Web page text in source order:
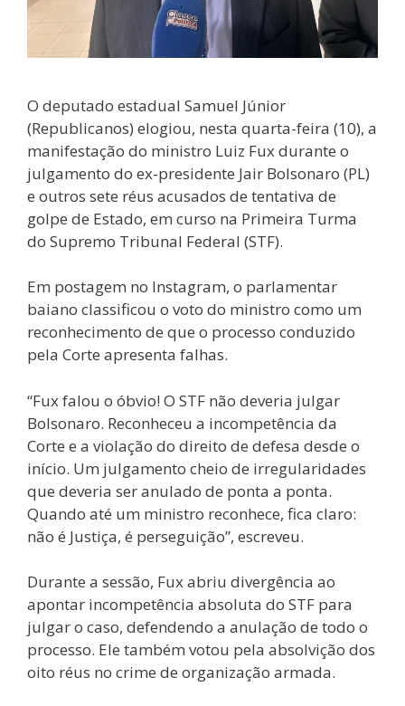
O deputado estadual Samuel Júnior
(Republicanos) elogiou, nesta quarta-feira (10), a
manifestação do ministro Luiz Fux durante o
julgamento do ex-presidente Jair Bolsonaro (PL)
e outros sete réus acusados de tentativa de
golpe de Estado, em curso na Primeira Turma
do Supremo Tribunal Federal (STF).
Em postagem no Instagram, o parlamentar
baiano classificou o voto do ministro como um
reconhecimento de que o processo conduzido
pela Corte apresenta falhas.
“Fux falou o óbvio! O STF não deveria julgar
Bolsonaro. Reconheceu a incompetência da
Corte e a violação do direito de defesa desde o
início. Um julgamento cheio de irregularidades
que deveria ser anulado de ponta a ponta.
Quando até um ministro reconhece, fica claro:
não é Justiça, é perseguição”, escreveu.
Durante a sessão, Fux abriu divergência ao
apontar incompetência absoluta do STF para
julgar o caso, defendendo a anulação de todo o
processo. Ele também votou pela absolvição dos
oito réus no crime de organização armada.